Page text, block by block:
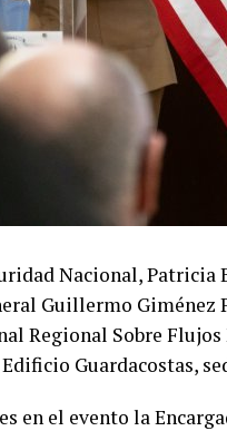
Nacional, Patricia
Guillermo Giménez
Regional Sobre
Guardacostas,
en el evento la